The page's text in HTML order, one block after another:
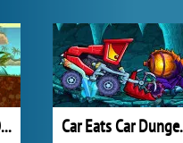
Adventure Drivers Online Car